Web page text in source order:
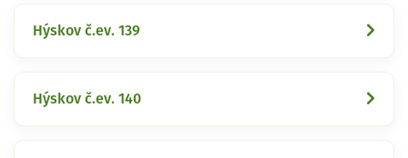
Hýskov č.ev. 139
Hýskov č.ev. 140